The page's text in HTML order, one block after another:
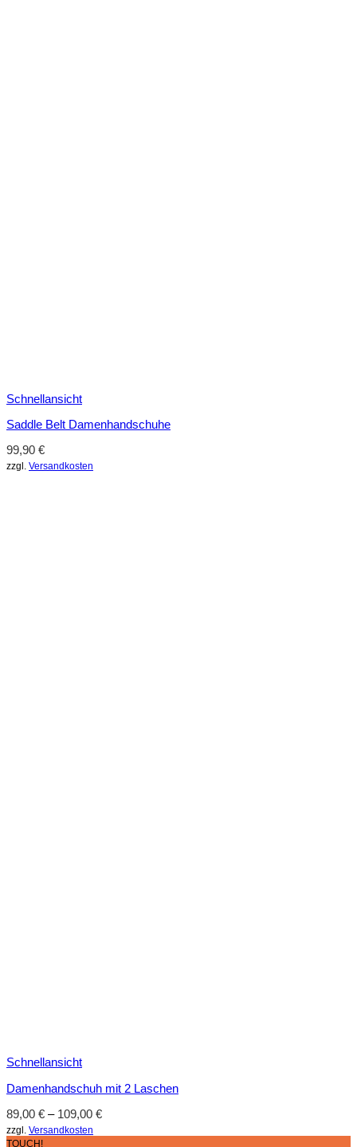
Schnellansicht
Saddle Belt Damenhandschuhe
99,90 €
zzgl. Versandkosten
Schnellansicht
Damenhandschuh mit 2 Laschen
89,00 € – 109,00 €
zzgl. Versandkosten
TOUCH!